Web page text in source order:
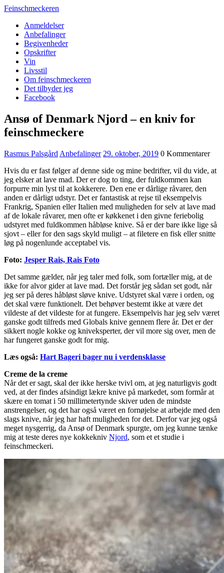
Feinschmeckeren
Anmeldelser
Anbefalinger
Begivenheder
Opskrifter
Vin
Livsstil
Om feinschmeckeren
Det tilbyder jeg
Facebook
Ansø of Denmark Njord – en kniv for
feinschmeckere
Rasmus Palsgård Anbefalinger 29. oktober, 2019 0 Kommentarer
Hvis du er fast følger af denne side og mine bedrifter, vil du vide, at
jeg elsker at lave mad. Der er dog to ting, der fuldkommen kan
forpurre min lyst til at kokkerere. Den ene er dårlige råvarer, den
anden er dårligt udstyr. Det er fantastisk at rejse til eksempelvis
Frankrig, Spanien eller Italien med muligheden for selv at lave mad
af de lokale råvarer, men ofte er køkkenet i den givne feriebolig
udstyret med fuldkommen håbløse knive. Så er der bare ikke lige så
sjovt – eller for den sags skyld muligt – at filetere en fisk eller snitte
løg på nogenlunde acceptabel vis.
Foto: Jesper Rais, Rais Foto
Det samme gælder, når jeg taler med folk, som fortæller mig, at de
ikke for alvor gider at lave mad. Det forstår jeg sådan set godt, når
jeg ser på deres håbløst sløve knive. Udstyret skal være i orden, og
det skal være funktionelt. Det behøver bestemt ikke at være det
vildeste af det vildeste for at fungere. Eksempelvis har jeg selv været
ganske godt tilfreds med Globals knive gennem flere år. Det er der
sikkert nogle kokke og kniveksperter, der vil more sig over, men de
har fungeret ganske godt for mig.
Læs også: Hart Bageri bager nu i verdensklasse
Creme de la creme
Når det er sagt, skal der ikke herske tvivl om, at jeg naturligvis godt
ved, at der findes afsindigt lækre knive på markedet, som formår at
skære en tomat i 50 millimetertynde skiver uden de mindste
anstrengelser, og det har også været en fornøjelse at arbejde med den
slags knive, når jeg har haft muligheden for det. Derfor var jeg også
meget nysgerrig, da Ansø of Denmark spurgte, om jeg kunne tænke
mig at teste deres nye kokkekniv Njord, som et et studie i
feinschmeckeri.